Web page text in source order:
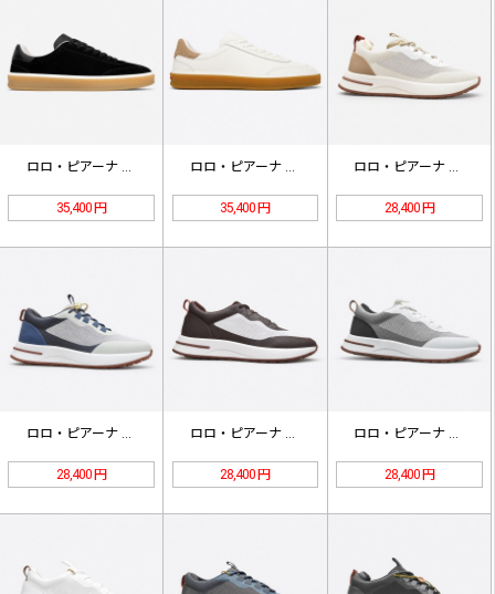
ロロ・ピアーナ テニス ウォーク ロ…
35,400 円
ロロ・ピアーナ テニス ウォーク ロ…
35,400 円
ロロ・ピアーナ カシミヤ ローファー…
28,400 円
28,400 円 28,400 円 28,400 円